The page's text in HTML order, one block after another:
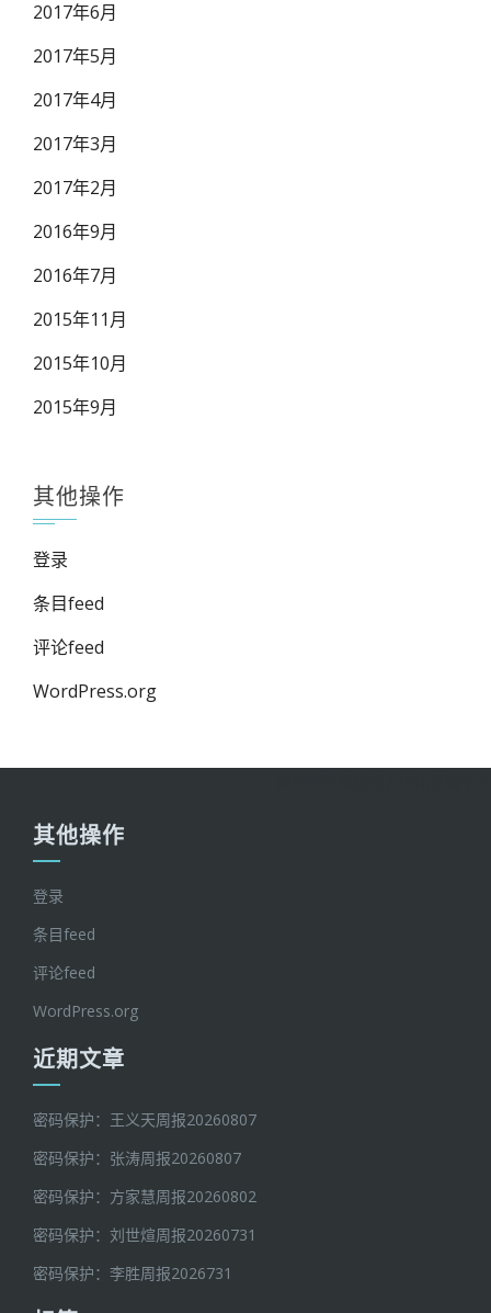
2017年6月
2017年5月
2017年4月
2017年3月
2017年2月
2016年9月
2016年7月
2015年11月
2015年10月
2015年9月
其他操作
登录
条目feed
评论feed
WordPress.org
其他操作
登录
条目feed
评论feed
WordPress.org
近期文章
密码保护：王义天周报20260807
密码保护：张涛周报20260807
密码保护：方家慧周报20260802
密码保护：刘世煊周报20260731
密码保护：李胜周报2026731